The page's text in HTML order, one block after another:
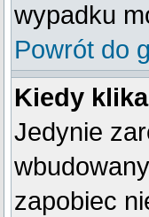
wypadku
Powrót do
Kiedy
Jedynie
zapobiec